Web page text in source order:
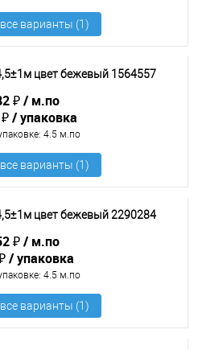
цвет бежевый 1564557
₽
м.по
упаковка
: 4.5 м.по
цвет бежевый 2290284
₽
м.по
упаковка
: 4.5 м.по